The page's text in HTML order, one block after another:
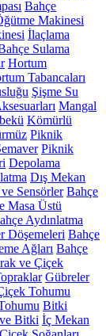
Bahçe
Makinesi
İlaçlama
Sulama
Hortum
Tabancaları
Şişme Su
Mangal
Kömürlü
Piknik
Piknik
Depolama
Dış Mekan
Sensörler Bahçe
Masa Üstü
Aydınlatma
Döşemeleri Bahçe
Ağları Bahçe
ve Çiçek
Gübreler
Tohumu
Bitki
Bitki İç Mekan